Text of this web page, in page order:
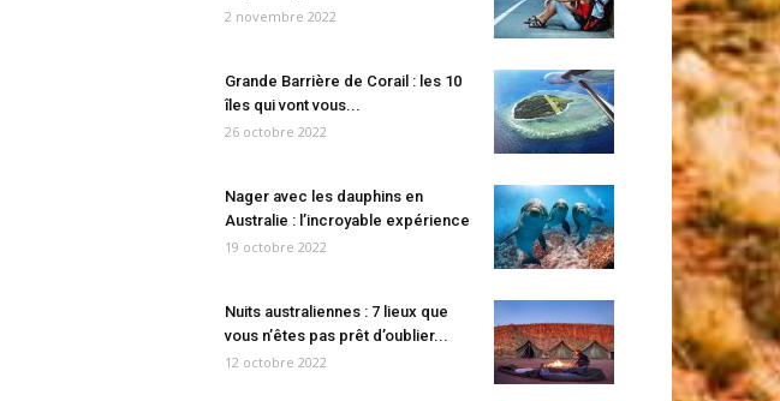
2 novembre 2022
Grande Barrière de Corail : les 10
îles qui vont vous...
26 octobre 2022
Nager avec les dauphins en
Australie : l’incroyable expérience
19 octobre 2022
Nuits australiennes : 7 lieux que
vous n’êtes pas prêt d’oublier...
12 octobre 2022